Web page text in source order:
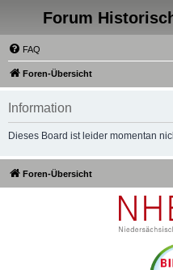
Forum
FAQ
Foren-Übersicht
Information
Dieses Board ist leider momentan
Foren-Übersicht